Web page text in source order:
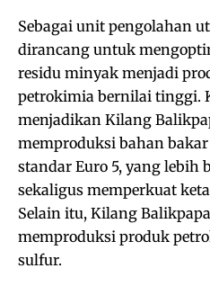
Sebagai unit pengolahan
dirancang untuk
residu minyak menjadi
petrokimia bernilai tinggi.
menjadikan Kilang
memproduksi bahan
standar Euro 5, yang lebih
sekaligus memperkuat
Selain itu, Kilang
memproduksi produk
sulfur.